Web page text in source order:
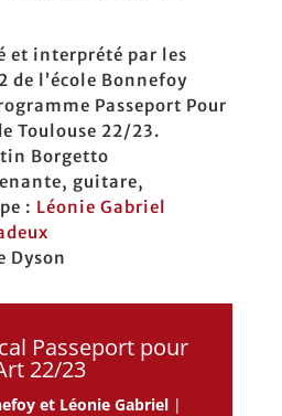
et interprété par les
de l’école Bonnefoy
Passeport Pour
Toulouse 22/23.
Borgetto
guitare,
: Léonie Gabriel
Dyson
Passeport pour
22/23
et Léonie Gabriel|